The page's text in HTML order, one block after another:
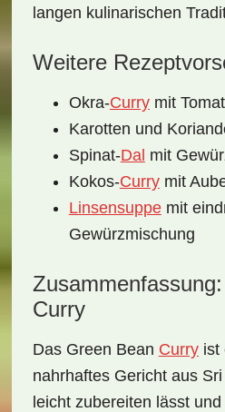
langen kulinarischen
Weitere
Okra-Currymit
Karotten und
Spinat-Dal mit
Kokos-Currymit
Linsensuppemit
Gewürzmischung
Curry
Das Green Bean Curryist
nahrhaftes Gericht aus
leicht zubereiten lässt